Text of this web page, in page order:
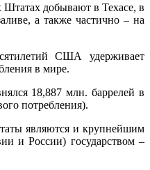
добывают в Техасе, в
а также частично – на
США удерживает
в мире.
18,887 млн. баррелей в
потребления).
являются и крупнейшим
и России) государством –